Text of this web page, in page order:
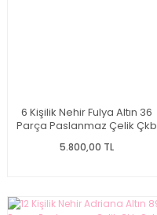
6 Kişilik Nehir Fulya Altın 36
Parça Paslanmaz Çelik Çkb
5.800,00 TL